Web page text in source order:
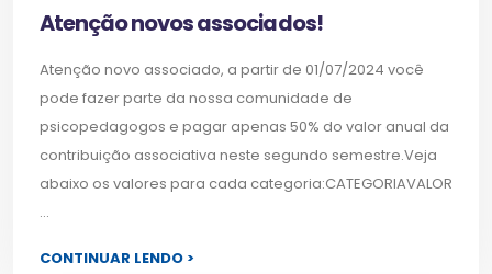
Atenção novos associados!
Atenção novo associado, a partir de 01/07/2024 você
pode fazer parte da nossa comunidade de
psicopedagogos e pagar apenas 50% do valor anual da
contribuição associativa neste segundo semestre.Veja
abaixo os valores para cada categoria:CATEGORIAVALOR
...
CONTINUAR LENDO >